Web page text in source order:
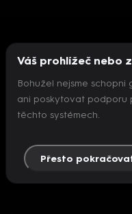
Nepodařilo
Váš prohlížeč nebo
Bohužel nejsme
ani poskytovat podporu
těchto systémech.
Přesto